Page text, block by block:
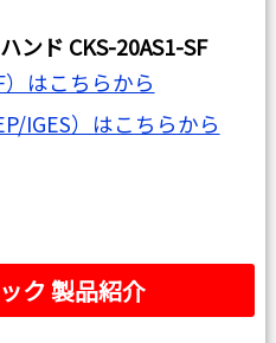
ンド CKS-20AS1-SF
はこちらから
IGES）はこちらから
ク 製品紹介